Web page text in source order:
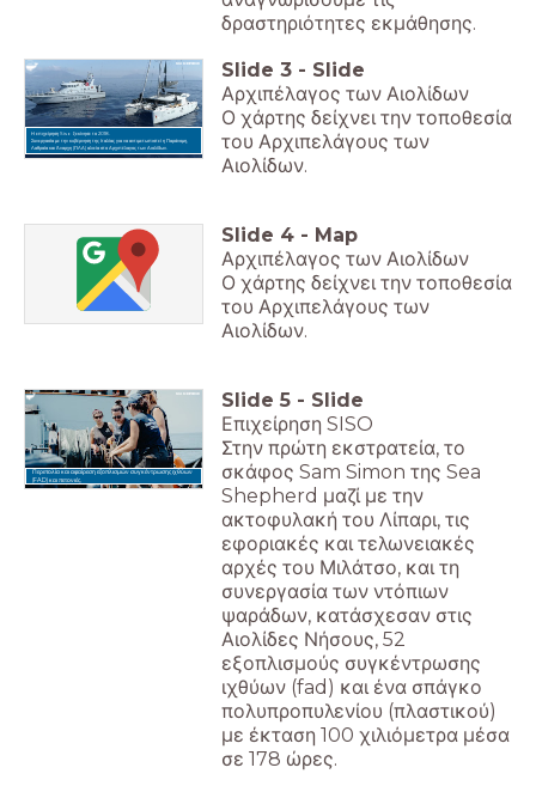
δραστηριότητες εκμάθησης.
Η επιχείρηση Siso ξεκίνησε το 2018.
Συνεργασία με την κυβέρνηση της Ιταλίας για να αντιμετωπιστεί η Παράνομη,
Λαθραία και Άναρχη (ΠΛΑ) αλιεία στο Αρχιπέλαγος των Αιολίδων.
Slide 3 - Slide
Αρχιπέλαγος των Αιολίδων
Ο χάρτης δείχνει την τοποθεσία
του Αρχιπελάγους των
Αιολίδων.
Slide 4 - Map
Αρχιπέλαγος των Αιολίδων
Ο χάρτης δείχνει την τοποθεσία
του Αρχιπελάγους των
Αιολίδων.
Περιπολία και αφαίρεση εξοπλισμών συγκέντρωσης ιχθύων
(FAD) και πετονιές.
Slide 5 - Slide
Επιχείρηση SISO
Στην πρώτη εκστρατεία, το
σκάφος Sam Simon της Sea
Shepherd μαζί με την
ακτοφυλακή του Λίπαρι, τις
εφοριακές και τελωνειακές
αρχές του Μιλάτσο, και τη
συνεργασία των ντόπιων
ψαράδων, κατάσχεσαν στις
Αιολίδες Νήσους, 52
εξοπλισμούς συγκέντρωσης
ιχθύων (fad) και ένα σπάγκο
πολυπροπυλενίου (πλαστικού)
με έκταση 100 χιλιόμετρα μέσα
σε 178 ώρες.